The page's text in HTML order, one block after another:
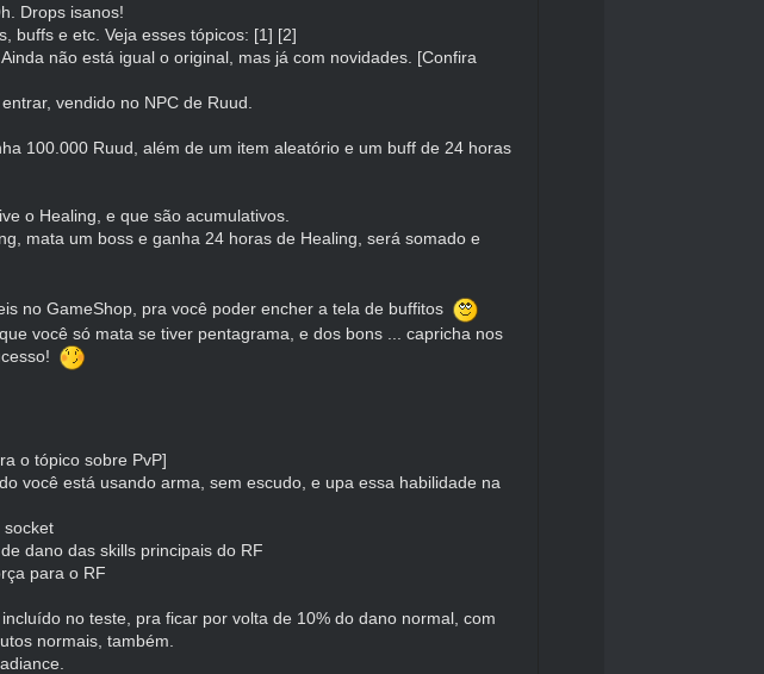
Drops isanos!
buffs e etc. Veja esses tópicos: [1] [2]
não está igual o original, mas já com novidades. [Confira
vendido no NPC de Ruud.
100.000 Ruud, além de um item aleatório e um buff de 24 horas
o Healing, e que são acumulativos.
mata um boss e ganha 24 horas de Healing, será somado e
no GameShop, pra você poder encher a tela de buffitos
você só mata se tiver pentagrama, e dos bons ... capricha nos
o tópico sobre PvP]
você está usando arma, sem escudo, e upa essa habilidade na
socket
dano das skills principais do RF
para o RF
no teste, pra ficar por volta de 10% do dano normal, com
normais, também.